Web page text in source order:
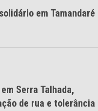
em Tamandaré
Serra Talhada,
de rua e tolerância